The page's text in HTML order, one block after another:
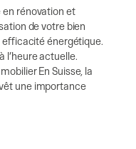
en rénovation et
de votre bien
efficacité énergétique.
l’heure actuelle.
En Suisse, la
une importance